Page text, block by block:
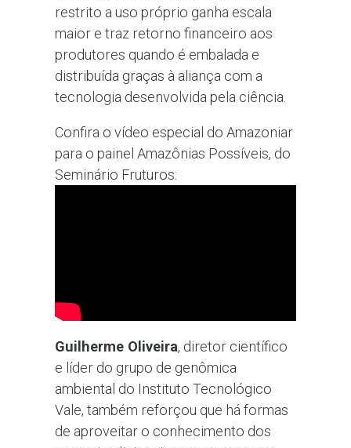
restrito a uso próprio ganha escala
maior e traz retorno financeiro aos
produtores quando é embalada e
distribuída graças à aliança com a
tecnologia desenvolvida pela ciência.
Confira o vídeo especial do Amazoniar
para o painel Amazônias Possíveis, do
Seminário Fruturos:
Guilherme Oliveira, diretor científico
e líder do grupo de genômica
ambiental do Instituto Tecnológico
Vale, também reforçou que há formas
de aproveitar o conhecimento dos